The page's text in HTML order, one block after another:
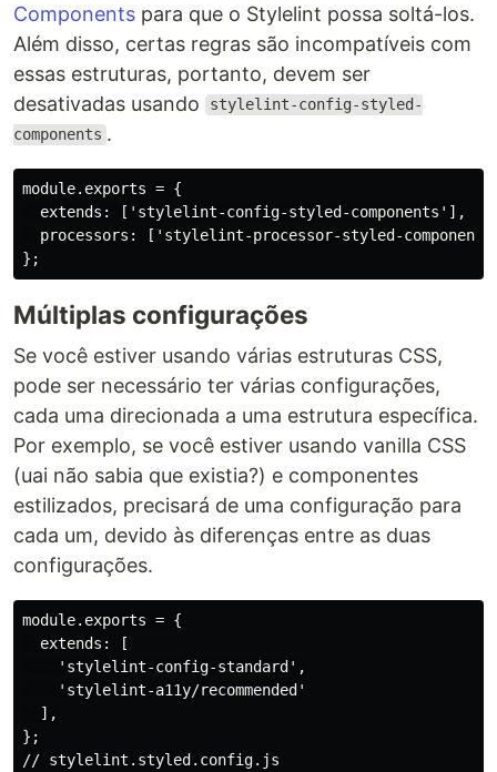
Components para que o Stylelint possa soltá-los.
Além disso, certas regras são incompatíveis com
essas estruturas, portanto, devem ser
desativadas usando
stylelint-config-styled-
components .
module.exports = {
  extends: ['stylelint-config-styled-components'],
processors: ['stylelint-processor-styled-
Múltiplas configurações
Se você estiver usando várias estruturas CSS,
pode ser necessário ter várias configurações,
cada uma direcionada a uma estrutura específica.
Por exemplo, se você estiver usando vanilla CSS
(uai não sabia que existia?) e componentes
estilizados, precisará de uma configuração para
cada um, devido às diferenças entre as duas
configurações.
module.exports = {
  extends: [
    'stylelint-config-standard',
    'stylelint-a11y/recommended'
  ],
};
// stylelint.styled.config.js